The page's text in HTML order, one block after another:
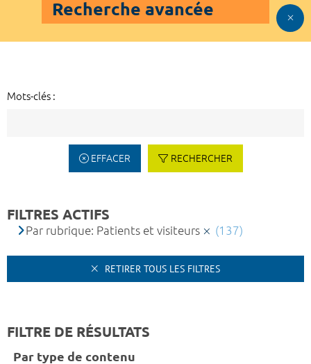
Recherche avancée
Mots-clés :
EFFACER RECHERCHER
FILTRES ACTIFS
Par rubrique: Patients et visiteurs (137)
RETIRER TOUS LES FILTRES
FILTRE DE RÉSULTATS
Par type de contenu